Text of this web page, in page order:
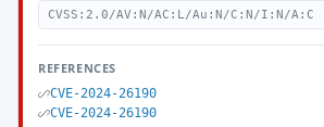
CVSS:2.0/AV:N/AC:L/Au:N/C:N/I:N/A:C
REFERENCES
CVE-2024-26190
CVE-2024-26190